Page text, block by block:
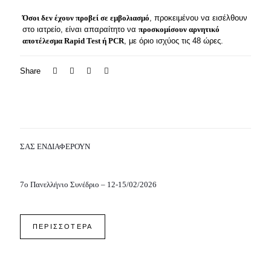
Όσοι δεν έχουν προβεί σε εμβολιασμό, προκειμένου να εισέλθουν
στο ιατρείο, είναι απαραίτητο να προσκομίσουν αρνητικό
αποτέλεσμα Rapid Test ή PCR, με όριο ισχύος τις 48 ώρες.
Share
ΣΑΣ ΕΝΔΙΑΦΕΡΟΥΝ
7o Πανελλήνιο Συνέδριο – 12-15/02/2026
ΠΕΡΙΣΣΟΤΕΡΑ